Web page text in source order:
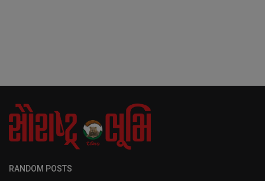
RANDOM POSTS